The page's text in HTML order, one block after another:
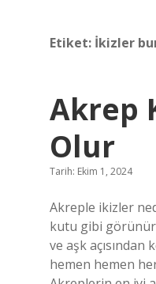
Etiket: İkizler
Akrep
Olur
Tarih: Ekim 1, 2024
Akreple ikizler
kutu gibi
ve aşk
hemen hemen